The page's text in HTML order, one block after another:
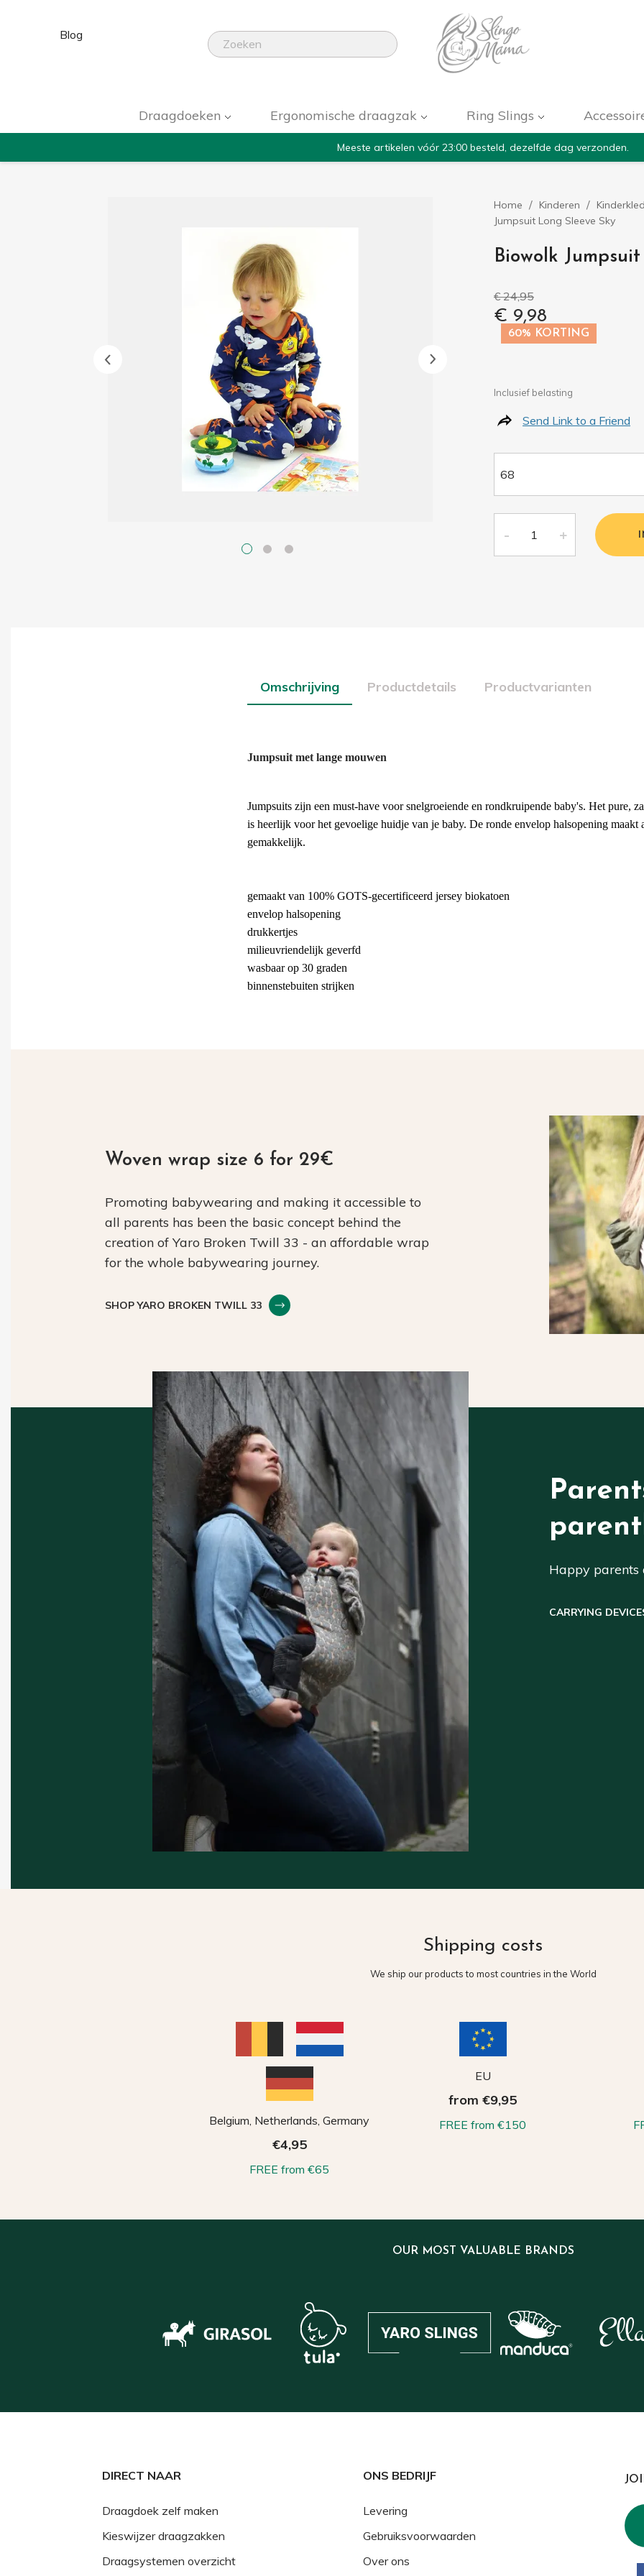
Blog
Draagdoeken Ergonomische draagzak Ring Slings
Meeste artikelen vóór 23:00 besteld, dezelfde dag verzonden.
Home Kinderen
Jumpsuit Long Sleeve Sky
Biowolk
€ 24,95
€ 9,98
60% KORTING
Inclusief belasting
Send Link to a Friend
Omschrijving Productdetails Productvarianten
Jumpsuit met lange mouwen
Jumpsuits zijn een must-have voor snelgroeiende en rondkruipende baby's. Het pure,
is heerlijk voor het gevoelige huidje van je baby. De ronde envelop halsopening maakt
gemakkelijk.
gemaakt van 100% GOTS-gecertificeerd jersey biokatoen
envelop halsopening
drukkertjes
milieuvriendelijk geverfd
wasbaar op 30 graden
binnenstebuiten strijken
Woven wrap size 6 for 29€
Promoting babywearing and making it accessible to
all parents has been the basic concept behind the
creation of Yaro Broken Twill 33 - an affordable wrap
for the whole babywearing journey.
SHOP YARO BROKEN TWILL 33
Happy parents
CARRYING
Shipping costs
We ship our products to most countries in the World
Belgium, Netherlands, Germany
€4,95
FREE from €65
EU
from €9,95
FREE from €150
OUR MOST VALUABLE BRANDS
DIRECT NAAR
Draagdoek zelf maken
Kieswijzer draagzakken
Draagsystemen overzicht
ONS BEDRIJF
Levering
Gebruiksvoorwaarden
Over ons